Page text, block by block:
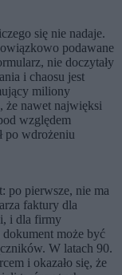
się nie nadaje.
podawane
nie doczytały
i chaosu jest
miliony
że nawet najwięksi
względem
po wdrożeniu
po pierwsze, nie ma
faktury dla
i dla firmy
może być
W latach 90.
i okazało się, że